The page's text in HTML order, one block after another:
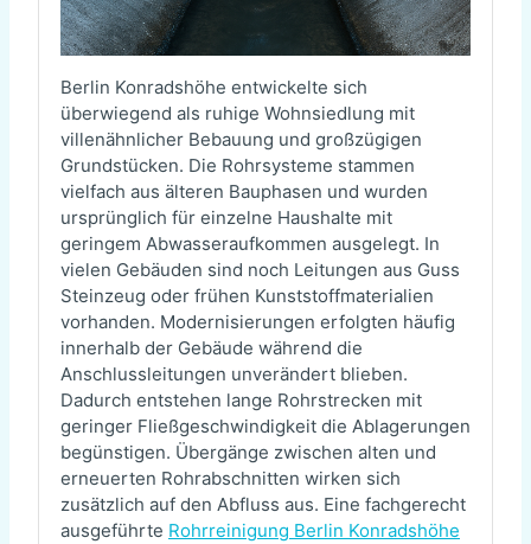
Berlin Konradshöhe entwickelte sich
überwiegend als ruhige Wohnsiedlung mit
villenähnlicher Bebauung und großzügigen
Grundstücken. Die Rohrsysteme stammen
vielfach aus älteren Bauphasen und wurden
ursprünglich für einzelne Haushalte mit
geringem Abwasseraufkommen ausgelegt. In
vielen Gebäuden sind noch Leitungen aus Guss
Steinzeug oder frühen Kunststoffmaterialien
vorhanden. Modernisierungen erfolgten häufig
innerhalb der Gebäude während die
Anschlussleitungen unverändert blieben.
Dadurch entstehen lange Rohrstrecken mit
geringer Fließgeschwindigkeit die Ablagerungen
begünstigen. Übergänge zwischen alten und
erneuerten Rohrabschnitten wirken sich
zusätzlich auf den Abfluss aus. Eine fachgerecht
ausgeführte Rohrreinigung Berlin Konradshöhe